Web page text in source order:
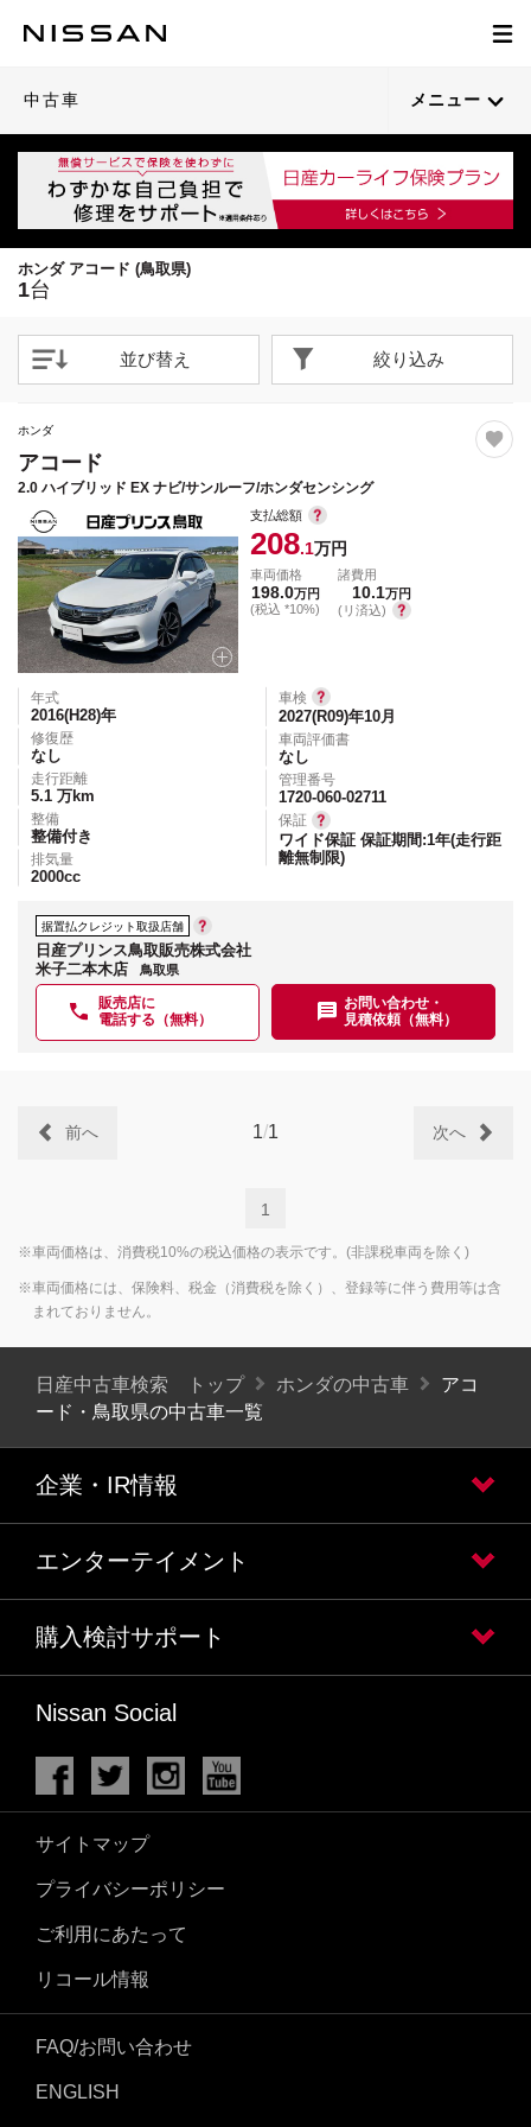
中古車 メニュー
ホンダ アコード (鳥取県)
1台
並び替え 絞り込み
21
閉じる
ホンダ
アコード
2.0 ハイブリッド EX ナビ/サンルーフ/ホンダセンシング
支払総額
208.1万円
車両価格
198.0万円
(税込 *10%)
諸費用
10.1万円
(リ済込)
年式
2016(H28)年
修復歴
なし
走行距離
5.1 万km
整備
整備付き
排気量
2000cc
車検
2027(R09)年10月
車両評価書
なし
管理番号
1720-060-02711
保証
ワイド保証 保証期間:1年(走行距
離無制限)
据置払クレジット取扱店舗
日産プリンス鳥取販売株式会社
米子二本木店
鳥取県
販売店に
電話する（無料）
お問い合わせ・
見積依頼（無料）
1/1
前へ 次へ
1
※車両価格は、消費税10%の税込価格の表示です。(非課税車両を除く)
※車両価格には、保険料、税金（消費税を除く）、登録等に伴う費用等は含
まれておりません。
日産中古車検索 トップ ホンダの中古車
アコ
ード・鳥取県の中古車一覧
企業・IR情報
エンターテイメント
購入検討サポート
Nissan Social
サイトマップ
プライバシーポリシー
ご利用にあたって
リコール情報
FAQ/お問い合わせ
ENGLISH